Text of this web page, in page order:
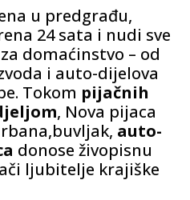
u predgrađu,
24 sata i nudi sve
domaćinstvo – od
i auto-dijelova
Tokom pijačnih
, Nova pijaca
auto-
donose živopisnu
ljubitelje krajiške